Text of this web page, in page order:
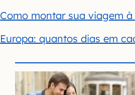
Como montar sua viagem à
Europa: quantos dias em